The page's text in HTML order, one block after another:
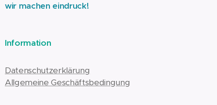
wir machen eindruck!
Information
Datenschutzerklärung
Allgemeine Geschäftsbedingung